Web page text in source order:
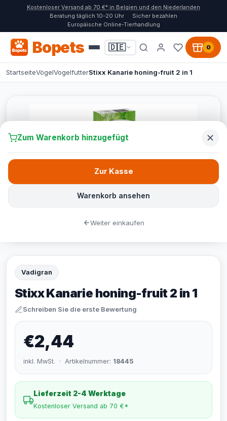
Kostenloser Versand ab 70 €* in Belgien und den Niederlanden
Beratung täglich 10-20 Uhr
Sicher bezahlen
Europäische Online-Tierhandlung
Bopets 🇩🇪 0
StartseiteVögelVogelfutterStixx Kanarie honing-fruit 2 in 1
Vadigran
Stixx Kanarie honing-fruit 2 in 1
Schreiben Sie die erste Bewertung
€2,44
inkl. MwSt. · Artikelnummer: 18445
Lieferzeit 2-4 Werktage
Kostenloser Versand ab 70 €*
Zum Warenkorb hinzugefügt
Warenkorb ansehen
Zur Kasse
Weiter einkaufen